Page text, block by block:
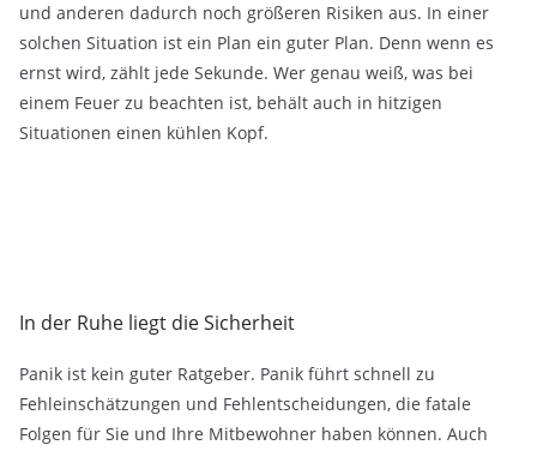
und anderen dadurch noch größeren Risiken aus. In einer
solchen Situation ist ein Plan ein guter Plan. Denn wenn es
ernst wird, zählt jede Sekunde. Wer genau weiß, was bei
einem Feuer zu beachten ist, behält auch in hitzigen
Situationen einen kühlen Kopf.
In der Ruhe liegt die Sicherheit
Panik ist kein guter Ratgeber. Panik führt schnell zu
Fehleinschätzungen und Fehlentscheidungen, die fatale
Folgen für Sie und Ihre Mitbewohner haben können. Auch